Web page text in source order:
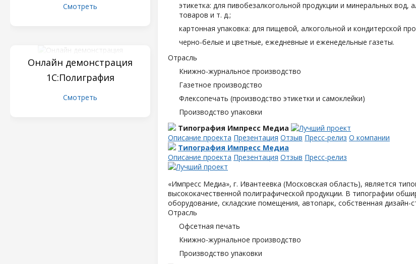
Смотреть
Онлайн демонстрация
1С:Полиграфия
Смотреть
этикетка: для пивобезалкогольной продукции и минеральных
товаров и т. д.;
картонная упаковка: для пищевой, алкогольной и кондитерской
черно-белые и цветные, ежедневные и еженедельные газеты.
Отрасль
Книжно-журнальное производство
Газетное производство
Флексопечать (производство этикетки и самоклейки)
Производство упаковки
Типография Импресс Медиа
Описание проекта Презентация Отзыв Пресс-релиз О компании
Типография Импресс Медиа
Описание проекта Презентация Отзыв Пресс-релиз
«Импресс Медиа», г. Ивантеевка (Московская область), является
высококачественной полиграфической продукции. В типографии
оборудование, складские помещения, автопарк, собственная дизайн-
Отрасль
Офсетная печать
Книжно-журнальное производство
Производство упаковки